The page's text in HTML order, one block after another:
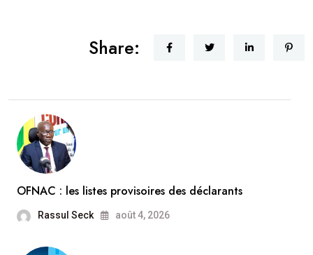
Share:
OFNAC : les listes provisoires des déclarants
Rassul Seck août 4, 2026